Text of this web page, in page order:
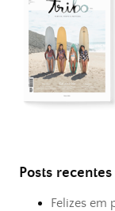
Posts recentes
Felizes em